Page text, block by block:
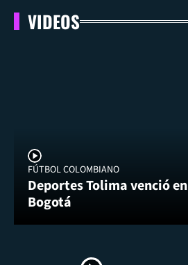
VIDEOS
FÚTBOL COLOMBIANO
Deportes Tolima venció
Bogotá